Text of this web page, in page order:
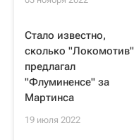
Стало известно,
сколько "Локомотив"
предлагал
"Флуминенсе" за
Мартинса
19 июля 2022